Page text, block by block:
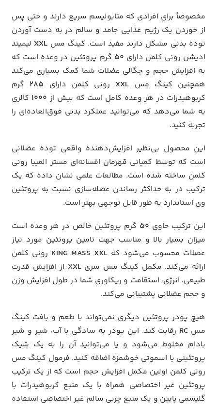
مخصوصاً برای افرادی که متابولیسم سریع دارند و حتی پس
از خوردن یک رژیم غذایی جامد و سالم در به دست آوردن
توده بدنی مشکل دارند مفید است. کینگ مس XXL لیمیتد
ادیشن رونی کلمن دارای 50 گرم پروتئین در وعده است که
به افزایش حجم و چگالی عضلات شما کمک بسیاری می‌کند
همچنین کینگ مس XXL رونی کلمن دارای 285 گرم
کربوهیدرات در هر وعده کامل است که بیش از 1000 کالری
به شما می‌دهد که می‌توانید عملکرد بدنی فوق‌العاده‌ای را
تجربه کنید.
این محصول بی‌نظیر افزایش‌دهنده واقعی توده عضلانی
است که توسط کمپانی قهرمان افسانه‌ای مستر المپیا رونی
کلمن ساخته شده است. مطالعات علمی نشان داده که یک
ترکیب در به حداکثر رساندن عضله‌سازی نسبت به پروتئین
وی استاندارد به طور قابل توجهی بهتر است.
این ترکیب حاوی 50 گرم پروتئین خالص در هر وعده است
میزان بسیار بالا و مناسب جهت تامین پروتئین مورد نیاز
عضلات محسوب می‌شود که KING MASS XXL رونی کلمن
ارائه می‌کند. مکمل کینگ مس سریXXL از افزایش قدرت
طبیعی، انرژی، استقامت و ریکاوری شما در طول افزایش وزن
و حجم عضلانی پشتیبانی می‌کند.
هیچ پودر پروتئین دیگری نمی‌تواند با طعم و بافت کینگ
مس RC رقابت کند. این پودر به سادگی با آب، شیر و شیر
بادام مخلوط می‌شود و یا می‌توانید آن را به یک شیک
پروتئینی یا اسموتی خوشمزه اضافه کنید. فرمول کینگ مس
رونی کلمن اولین مکمل افزایش حجم است که از یک ترکیب
پروتئین غیر اختصاصی همراه با یک منبع کربوهیدرات با
گلیسمی پایین و یک منبع چربی سالم غیر اختصاصی استفاده